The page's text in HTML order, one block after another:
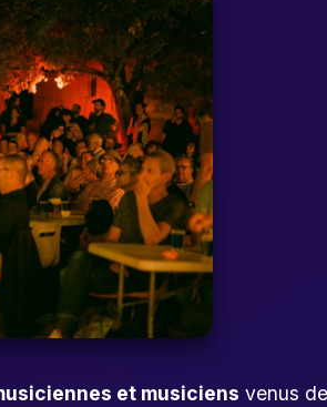
et musiciens venus de